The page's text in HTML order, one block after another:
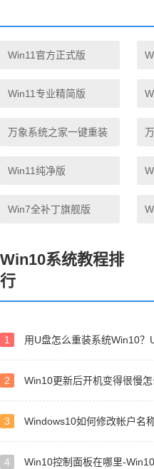
Win11官方正式版
Win11专业精简版
万象系统之家一键重装
Win11纯净版
Win7全补丁旗舰版
Win10系统教程排
行
1 用U盘怎么重装系统Win10？
2 Win10更新后开机变得很慢怎
3 Windows10如何修改帐户名
4 Win10控制面板在哪里-